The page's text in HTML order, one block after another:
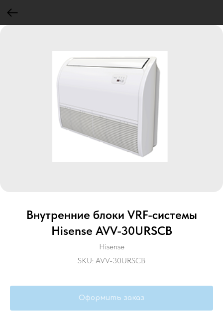
Внутренние блоки VRF-cистемы
Hisense AVV-30URSCB
Hisense
SKU: AVV-30URSCB
Оформить заказ